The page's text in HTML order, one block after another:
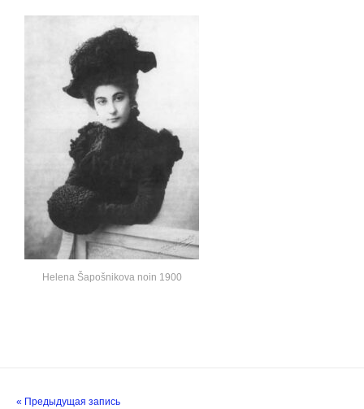
Helena Šapošnikova noin 1900
« Предыдущая запись